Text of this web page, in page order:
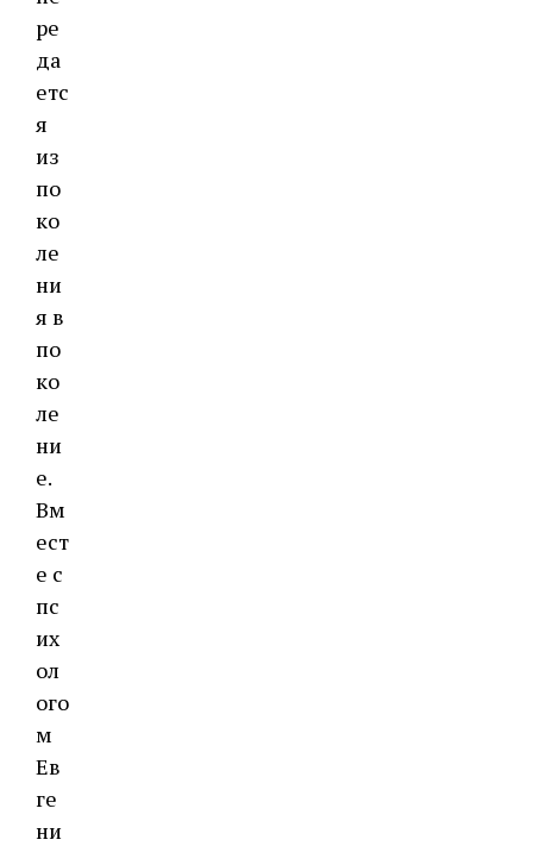
ре
да
етс
я
из
по
ко
ле
ни
я в
по
ко
ле
ни
е.
Вм
ест
е с
пс
их
ол
ого
м
Ев
ге
ни